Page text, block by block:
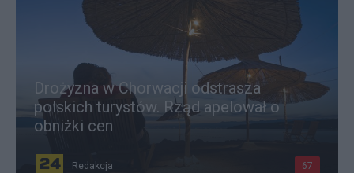
Drożyzna w Chorwacji odstrasza
polskich turystów. Rząd apelował o
obniżki cen
Redakcja 67